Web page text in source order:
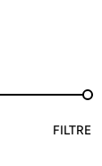
FILTRE